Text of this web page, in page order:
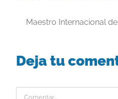
Maestro Internacional
Deja tu